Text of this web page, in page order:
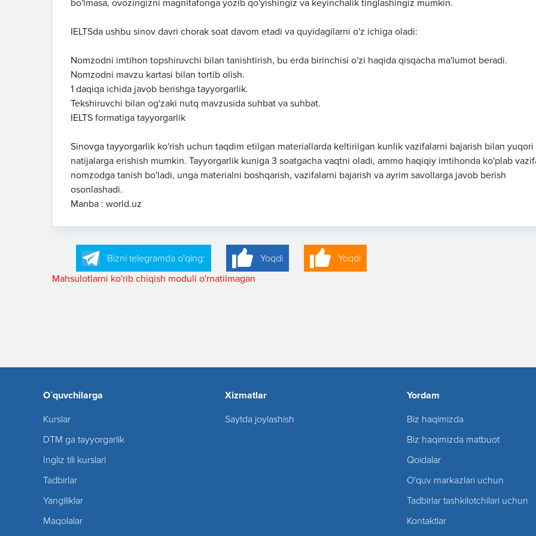
bo'lmasa, ovozingizni magnitafonga yozib qo'yishingiz va keyinchalik tinglashingiz mumkin.
IELTSda ushbu sinov davri chorak soat davom etadi va quyidagilarni o'z ichiga oladi:
Nomzodni imtihon topshiruvchi bilan tanishtirish, bu erda birinchisi o'zi haqida qisqacha ma'lumot beradi.
Nomzodni mavzu kartasi bilan tortib olish.
1 daqiqa ichida javob berishga tayyorgarlik.
Tekshiruvchi bilan og'zaki nutq mavzusida suhbat va suhbat.
IELTS formatiga tayyorgarlik
Sinovga tayyorgarlik ko'rish uchun taqdim etilgan materiallarda keltirilgan kunlik vazifalarni bajarish bilan yuqori
natijalarga erishish mumkin. Tayyorgarlik kuniga 3 soatgacha vaqtni oladi, ammo haqiqiy imtihonda ko'plab
nomzodga tanish bo'ladi, unga materialni boshqarish, vazifalarni bajarish va ayrim savollarga javob berish
osonlashadi.
Manba : world.uz
Bizni telegramda o'qing: Yoqdi
Yoqdi
Mahsulotlarni ko'rib chiqish moduli o'rnatilmagan
O`quvchilarga
Kurslar
DTM ga tayyorgarlik
Ingliz tili kurslari
Tadbirlar
Yangiliklar
Maqolalar
Xizmatlar
Saytda joylashish
Yordam
Biz haqimizda
Biz haqimizda matbuot
Qoidalar
O'quv markazlari uchun
Tadbirlar tashkilotchilari uchun
Kontaktlar